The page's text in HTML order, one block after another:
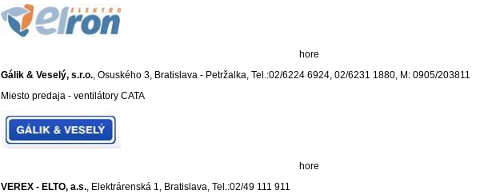
hore
Gálik & Veselý, s.r.o., Osuského 3, Bratislava - Petržalka, Tel.:02/6224 6924, 02/6231 1880, M: 0905/203811
Miesto predaja - ventilátory CATA
hore
VEREX - ELTO, a.s., Elektrárenská 1, Bratislava, Tel.:02/49 111 911